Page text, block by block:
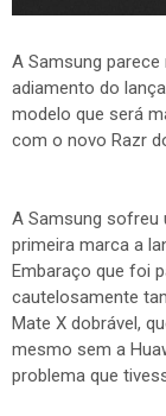
A Samsung
adiamento do
modelo que será
com o novo Razr
A Samsung sofreu
primeira marca a
Embaraço que foi
cautelosamente
Mate X dobrável,
mesmo sem a
problema que